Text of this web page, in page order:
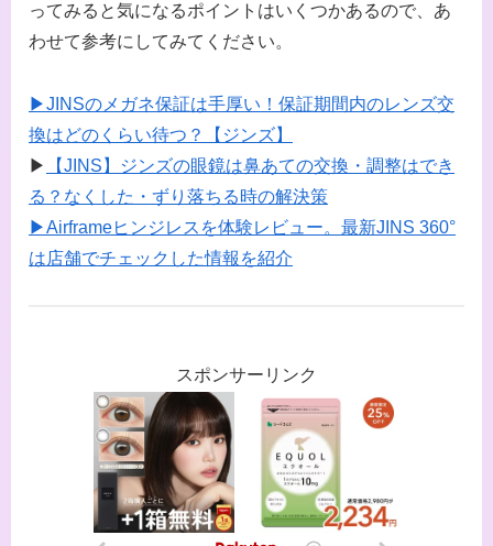
ってみると気になるポイントはいくつかあるので、あ
わせて参考にしてみてください。
▶JINSのメガネ保証は手厚い！保証期間内のレンズ交
換はどのくらい待つ？【ジンズ】
▶
【JINS】ジンズの眼鏡は鼻あての交換・調整はでき
る？なくした・ずり落ちる時の解決策
▶Airframeヒンジレスを体験レビュー。最新JINS 360°
は店舗でチェックした情報を紹介
スポンサーリンク